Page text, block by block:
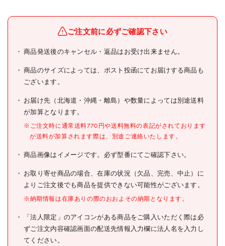
ブランド名 ELEPHANT
商品名
象印 単相200V小型電気チェ
ーンブロック(1速型)60KG・
型式
メーカー希望小売価格 124900円(税抜)
JANコード 4937510124154
仕様
●定格荷重(t):0.06
●巻上速度(m/min):13
(mm):315
●時間定格(min):25
●電源(V):単相200
●電源コード長さ(m):5
●モータ出力(kW):0.3
●1速形
ご注文前に必ずご確認下さい
商品発送後のキャンセル・返品はお受け出来ません。
商品のサイズによっては、ポスト投函にてお届けする商品も
ございます。
お届け先（北海道・沖縄・離島）や数量によっては別途送料
が加算となります。
※ご注文時に通常送料770円や送料無料の表記がされております
が送料が加算されます際は、別途ご連絡いたします。
商品画像はイメージです。必ず型番にてご確認下さい。
お取り寄せ商品の場合、在庫の状況（欠品、完売、中止）に
よりご注文後でも商品を提供できない可能性がございます。
※納期情報は在庫ありの際のおおよその納期となります。
「法人限定」のアイコンがある商品をご購入いただく際は必
ずご注文内容確認画面の配送先情報入力欄に法人名を入力し
てください。